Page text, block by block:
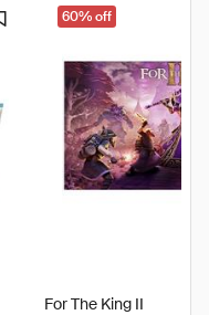
60% off
For The King II